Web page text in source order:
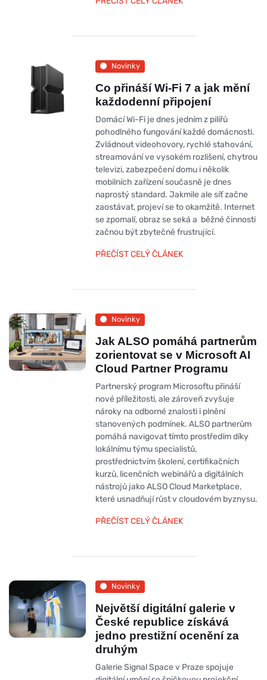
Novinky
Co přináší Wi-Fi 7 a jak mění
každodenní připojení
Domácí Wi-Fi je dnes jedním z pilířů
pohodlného fungování každé domácnosti.
Zvládnout videohovory, rychlé stahování,
streamování ve vysokém rozlišení, chytrou
televizi, zabezpečení domu i několik
mobilních zařízení současně je dnes
naprostý standard. Jakmile ale síť začne
zaostávat, projeví se to okamžitě. Internet
se zpomalí, obraz se seká a běžné činnosti
začnou být zbytečně frustrující.
PŘEČÍST CELÝ ČLÁNEK
Novinky
Jak ALSO pomáhá partnerům
zorientovat se v Microsoft AI
Cloud Partner Programu
Partnerský program Microsoftu přináší
nové příležitosti, ale zároveň zvyšuje
nároky na odborné znalosti i plnění
stanovených podmínek. ALSO partnerům
pomáhá navigovat tímto prostředím díky
lokálnímu týmu specialistů,
prostřednictvím školení, certifikačních
kurzů, licenčních webinářů a digitálních
nástrojů jako ALSO Cloud Marketplace,
které usnadňují růst v cloudovém byznysu.
PŘEČÍST CELÝ ČLÁNEK
Novinky
Největší digitální galerie v
České republice získává
jedno prestižní ocenění za
druhým
Galerie Signal Space v Praze spojuje